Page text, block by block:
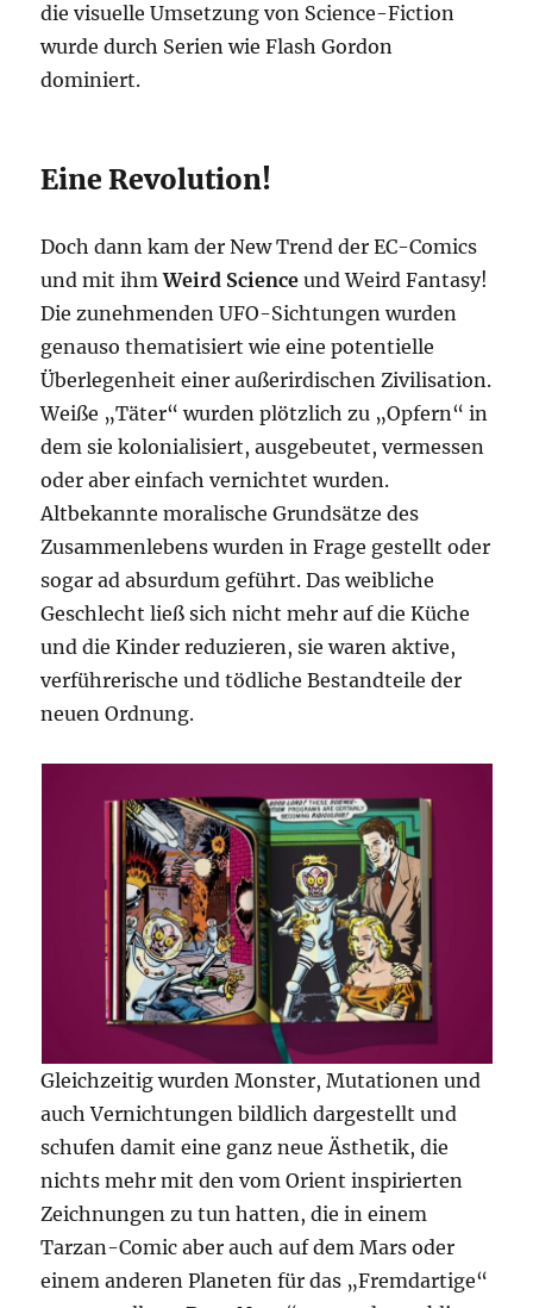
die visuelle Umsetzung von Science-Fiction
wurde durch Serien wie Flash Gordon
dominiert.
Eine Revolution!
Doch dann kam der New Trend der EC-Comics
und mit ihmWeird Science und Weird Fantasy!
Die zunehmenden UFO-Sichtungen wurden
genauso thematisiert wie eine potentielle
Überlegenheit einer außerirdischen Zivilisation.
Weiße „Täter“ wurden plötzlich zu „Opfern“ in
dem sie kolonialisiert, ausgebeutet, vermessen
oder aber einfach vernichtet wurden.
Altbekannte moralische Grundsätze des
Zusammenlebens wurden in Frage gestellt oder
sogar ad absurdum geführt. Das weibliche
Geschlecht ließ sich nicht mehr auf die Küche
und die Kinder reduzieren, sie waren aktive,
verführerische und tödliche Bestandteile der
neuen Ordnung.
Gleichzeitig wurden Monster, Mutationen und
auch Vernichtungen bildlich dargestellt und
schufen damit eine ganz neue Ästhetik, die
nichts mehr mit den vom Orient inspirierten
Zeichnungen zu tun hatten, die in einem
Tarzan-Comic aber auch auf dem Mars oder
einem anderen Planeten für das „Fremdartige“